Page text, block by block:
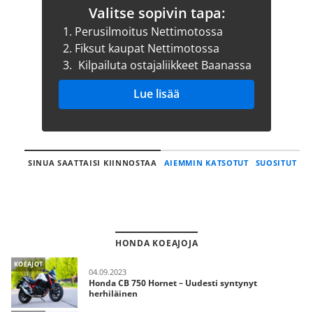
Valitse sopivin tapa:
1. Perusilmoitus Nettimotossa
2. Fiksut kaupat Nettimotossa
3. Kilpailuta ostajaliikkeet Baanassa
Lue lisää
SINUA SAATTAISI KIINNOSTAA AIEMMIN KATSOTUT SUOSITUT
HONDA KOEAJOJA
KOEAJOT
04.09.2023
Honda CB 750 Hornet – Uudesti syntynyt
herhiläinen